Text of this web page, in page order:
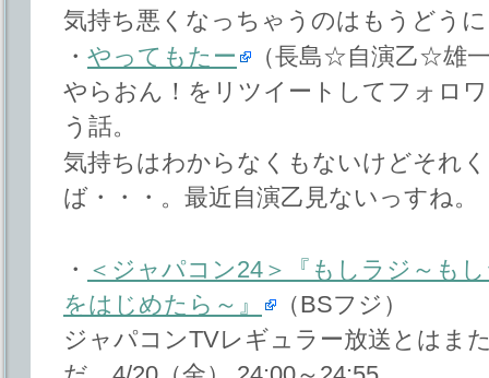
気持ち悪くなっちゃうのはもうどう
・ やってもたー
（長島☆自演乙☆雄
やらおん！をリツイートしてフォロ
う話。
気持ちはわからなくもないけどそれ
ば・・・。最近自演乙見ないっすね。
・ ＜ジャパコン24＞『もしラジ～も
をはじめたら～』
（BSフジ）
ジャパコンTVレギュラー放送とはま